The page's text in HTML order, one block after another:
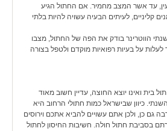
עד אשר המצב מחמיר. אם החתול הגיע
קליניים, לעיתים הבעיה עשויה להיות בלתי
הווטרינר בודק את הפה של החתול, מצבו
לעלות על בעיות רפואיות מוקדם ולטפל בצורה
בית ואינו יוצא החוצה, עדיין חשוב מאוד
כיוון שבישראל כמות חתולי הרחוב היא
גם כן, ולכן אתם עשויים להביא אתכם וירוסים
בסביבת חתול חולה. חשיבות החיסון לחתול